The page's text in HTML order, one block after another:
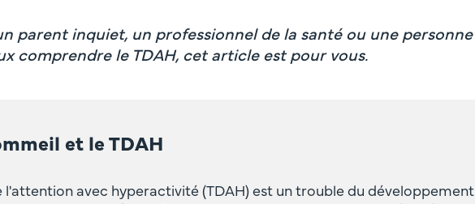
parent inquiet, un professionnel de la santé ou une personne
comprendre le TDAH, cet article est pour vous.
et le TDAH
l'attention avec hyperactivité (TDAH) est un trouble du développement